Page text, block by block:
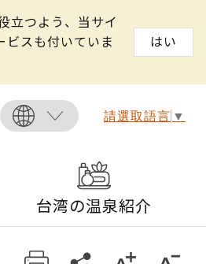
立つよう、当サイ
ビスも付いていま
はい
請選取語言 ▼
台湾の温泉紹介